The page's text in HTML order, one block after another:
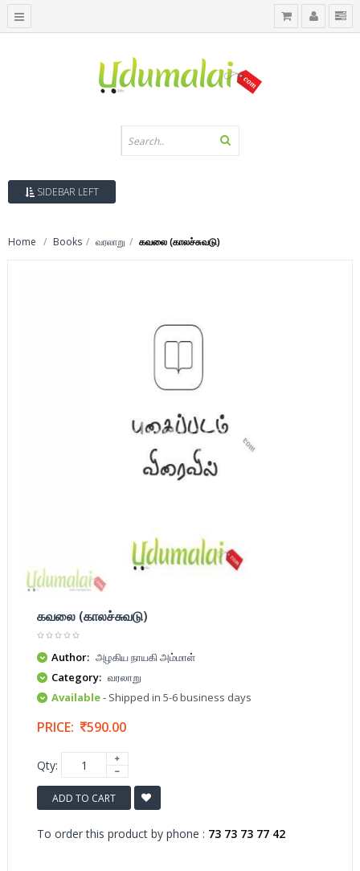
SIDEBAR LEFT
Home Books வரலாறு கவலை (காலச்சுவடு)
கவலை (காலச்சுவடு)
Author: அழகிய நாயகி அம்மாள்
Category: வரலாறு
Available- Shipped in 5-6 business days
PRICE: 590.00
Qty:
ADD TO CART
To order this product by phone : 73 73 73 77 42